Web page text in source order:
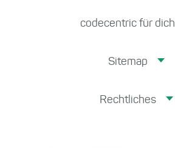
codecentric für dich
Sitemap
Rechtliches